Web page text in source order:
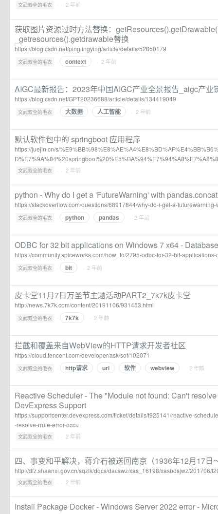
文武双全的毛衣 · · 2 年前
获取图片资源过时方法替换：
_getresources().getdrawable替换
https://blog.csdn.net/pinglingying/article/details/52850179
文武双全的毛衣 · context · 2 年前
AIGC最新报告：2023年中国AIGC产业全景报告_aigc产业
https://blog.csdn.net/GPT20236688/article/details/134419049
文武双全的毛衣 · 大数据 人工智能 · 2 年前
默认软件包中的 springboot 应用程序
https://juejin.cn/s/
文武双全的毛衣 · · 2 年前
python - Why do I get a 'FutureWarning' with
https://stackoverflow.com/questions/68917844/why-do-i-get-a-
文武双全的毛衣 · python pandas · 2 年前
ODBC for 32 bit applications on Windows 7 x64 -
https://community.spiceworks.com/how_to/2795-odbc-for-32-bit-
文武双全的毛衣 · bit · 2 年前
皮卡堂11月7日万圣节主题活动PART2_7k7k皮卡堂
http://news.7k7k.com/content/20191106/931453.html
文武双全的毛衣 · 7k7k · 2 年前
拦截和覆盖来自WebView的HTTP请求开发者社区
https://cloud.tencent.com/developer/ask/sof/102071
文武双全的毛衣 · http请求 url 软件 webview · 2 年前
Reactive Scheduler - The "Module not found: Can't
DevExpress Support
https://supportcenter.devexpress.com/ticket/details/t925141/reactive-
-resolve-rrule-error-occu
文武双全的毛衣 · · 2 年前
四、事变和平解决，蒋介石被送回南京（1936年12月17日
http://dfz.shaanxi.gov.cn/sqzlk/dqcs/dacswz/xas_16198/xasbdsjwz/201706/
文武双全的毛衣 · · 2 年前
Install Package Docker - Windows Server 2022 error -